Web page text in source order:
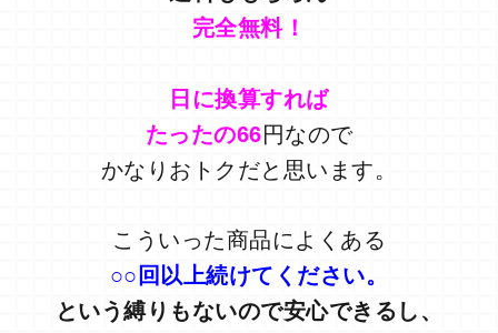
完全無料！
日に換算すれば
たったの66円なので
かなりおトクだと思います。
こういった商品によくある
○○回以上続けてください。
という縛りもないので安心できるし、